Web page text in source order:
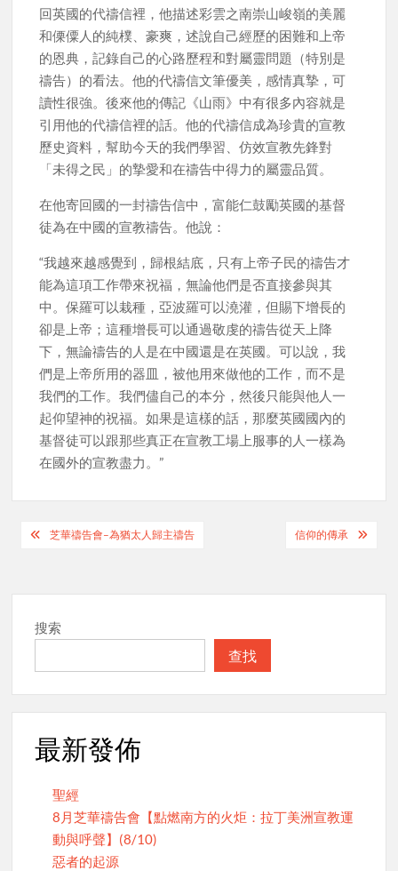
回英國的代禱信裡，他描述彩雲之南崇山峻嶺的美麗
和傈僳人的純樸、豪爽，述說自己經歷的困難和上帝
的恩典，記錄自己的心路歷程和對屬靈問題（特別是
禱告）的看法。他的代禱信文筆優美，感情真摯，可
讀性很強。後來他的傳記《山雨》中有很多內容就是
引用他的代禱信裡的話。他的代禱信成為珍貴的宣教
歷史資料，幫助今天的我們學習、仿效宣教先鋒對
「未得之民」的摯愛和在禱告中得力的屬靈品質。
在他寄回國的一封禱告信中，富能仁鼓勵英國的基督
徒為在中國的宣教禱告。他說：
“我越來越感覺到，歸根結底，只有上帝子民的禱告才
能為這項工作帶來祝福，無論他們是否直接參與其
中。保羅可以栽種，亞波羅可以澆灌，但賜下增長的
卻是上帝；這種增長可以通過敬虔的禱告從天上降
下，無論禱告的人是在中國還是在英國。可以說，我
們是上帝所用的器皿，被他用來做他的工作，而不是
我們的工作。我們儘自己的本分，然後只能與他人一
起仰望神的祝福。如果是這樣的話，那麼英國國內的
基督徒可以跟那些真正在宣教工場上服事的人一樣為
在國外的宣教盡力。”
Post芝華禱告會–為猶太人歸主禱告 信仰的傳承
搜索
查找
最新發佈
聖經
8月芝華禱告會【點燃南方的火炬：拉丁美洲宣教運
動與呼聲】(8/10)
惡者的起源